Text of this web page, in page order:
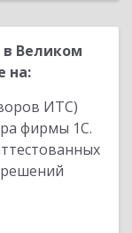
Великом
на:
ИТС)
фирмы 1С.